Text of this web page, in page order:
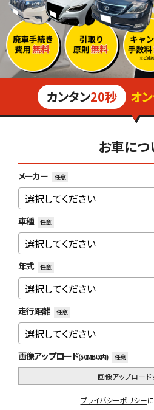
カンタン20秒 オ
お車につ
メーカー 任意
車種 任意
年式 任意
走行距離 任意
画像アップロード(50MB以内) 任意
画像アップロード
プライバシーポリシー